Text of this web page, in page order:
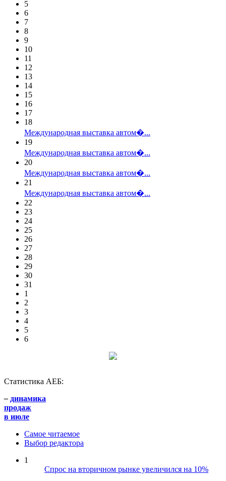
5
6
7
8
9
10
11
12
13
14
15
16
17
18
Международная выставка автом�...
19
Международная выставка автом�...
20
Международная выставка автом�...
21
Международная выставка автом�...
22
23
24
25
26
27
28
29
30
31
1
2
3
4
5
6
Статистика АЕБ:
– динамика
продаж
в июле
Самое читаемое
Выбор редактора
1
Спрос на вторичном рынке увеличился на 10%